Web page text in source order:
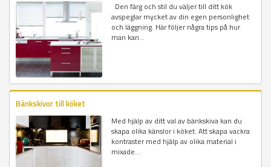
Den färg och stil du väljer till ditt kök
avspeglar mycket av din egen personlighet
och läggning. Här följer några tips på hur
man kan...
Bänkskivor till köket
Med hjälp av ditt val av bänkskiva kan du
skapa olika känslor i köket. Att skapa vackra
kontraster med hjälp av olika material i
mixade...